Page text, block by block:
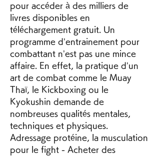
pour accéder à des milliers de
livres disponibles en
téléchargement gratuit. Un
programme d’entrainement pour
combattant n’est pas une mince
affaire. En effet, la pratique d’un
art de combat comme le Muay
Thaï, le Kickboxing ou le
Kyokushin demande de
nombreuses qualités mentales,
techniques et physiques.
Adressage protéine, la musculation
pour le fight - Acheter des